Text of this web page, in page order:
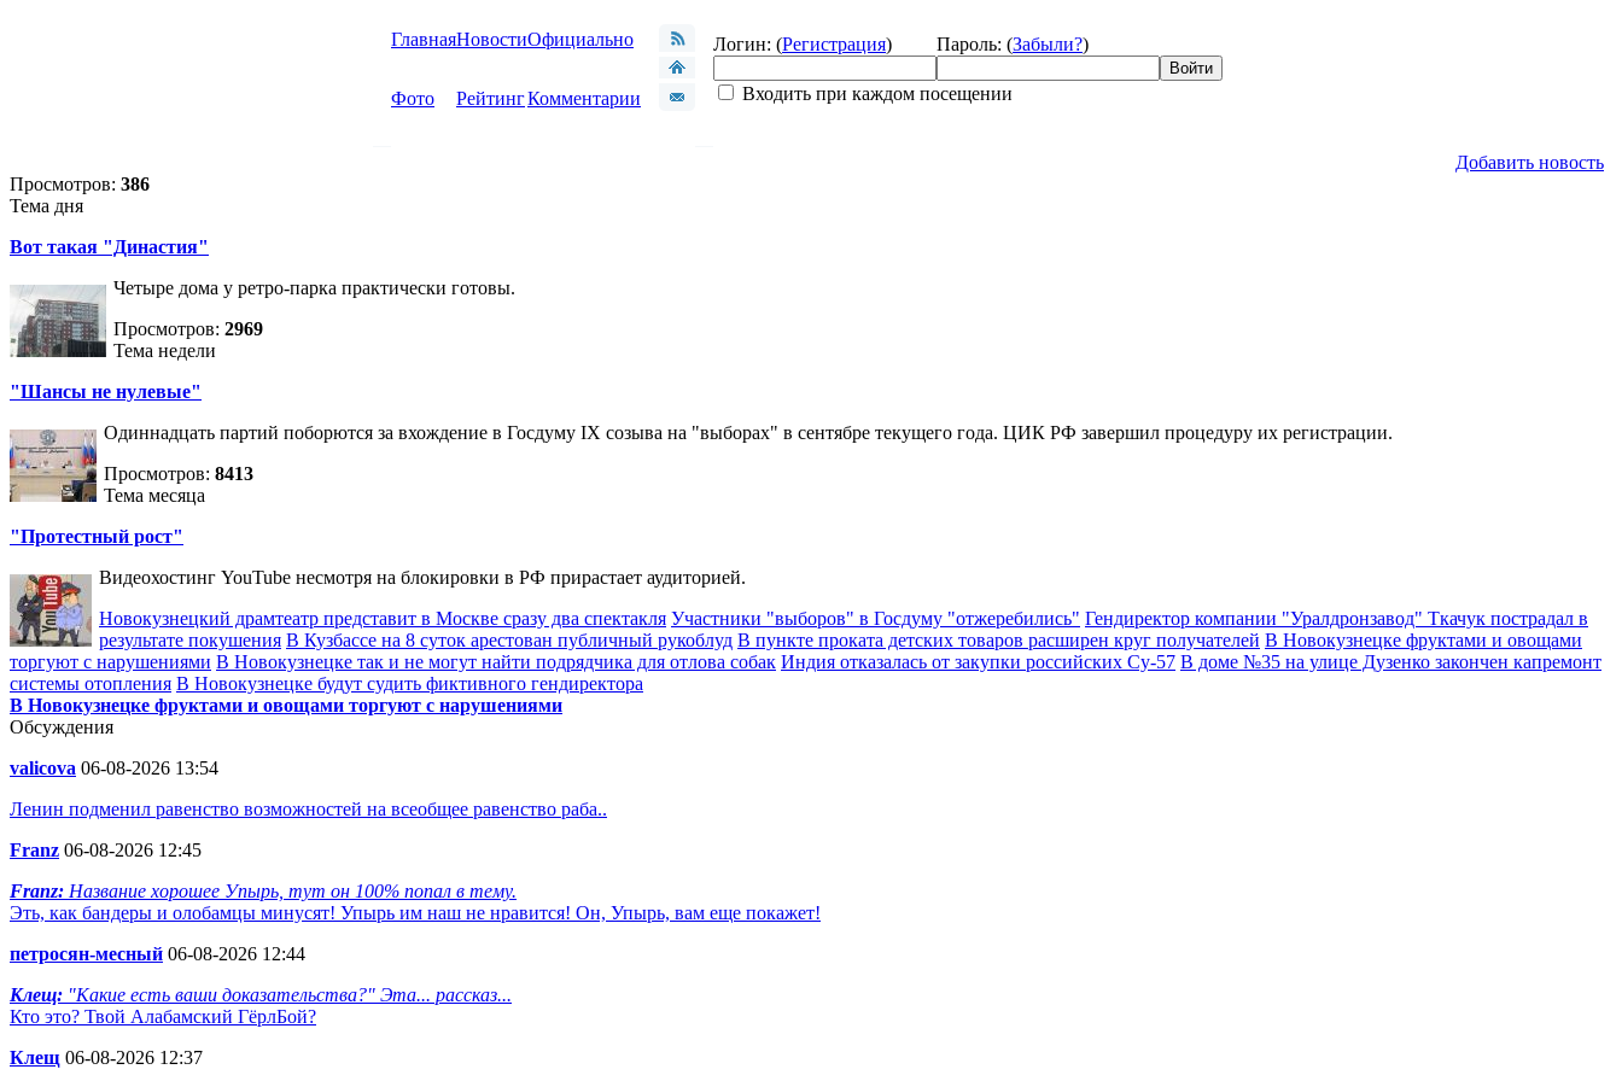
ГлавнаяНовостиОфициально
Фото РейтингКомментарии
Логин: (Регистрация) Пароль: (Забыли?)
Входить при каждом посещении
Добавить новость
Просмотров: 386
Тема дня
Вот такая "Династия"
Четыре дома у ретро-парка практически готовы.
Просмотров: 2969
Тема недели
"Шансы не нулевые"
Одиннадцать партий поборются за вхождение в Госдуму IX созыва на "выборах" в сентябре текущего года. ЦИК РФ завершил процедуру их регистрации.
Просмотров: 8413
Тема месяца
"Протестный рост"
Видеохостинг YouTube несмотря на блокировки в РФ прирастает аудиторией.
Новокузнецкий драмтеатр представит в Москве сразу два спектакля Участники "выборов" в Госдуму "отжеребились" Гендиректор компании "Уралдронзавод" Ткачук пострадал в
результате покушения В Кузбассе на 8 суток арестован публичный рукоблуд В пункте проката детских товаров расширен круг получателей В Новокузнецке фруктами и овощами
торгуют с нарушениями В Новокузнецке так и не могут найти подрядчика для отлова собак Индия отказалась от закупки российских Су-57 В доме №35 на улице Дузенко закончен капремонт
системы отопления В Новокузнецке будут судить фиктивного гендиректора
В Новокузнецке фруктами и овощами торгуют с нарушениями
Обсуждения
valicova 06-08-2026 13:54
Ленин подменил равенство возможностей на всеобщее равенство раба..
Franz 06-08-2026 12:45
Franz: Название хорошее Упырь, тут он 100% попал в тему.
Эть, как бандеры и олобамцы минусят! Упырь им наш не нравится! Он, Упырь, вам еще покажет!
петросян-месный 06-08-2026 12:44
Клещ: "Какие есть ваши доказательства?" Эта... рассказ...
Кто это? Твой Алабамский ГёрлБой?
Клещ 06-08-2026 12:37